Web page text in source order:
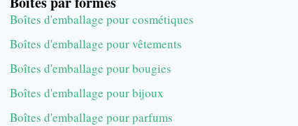
Boîtes d'emballage pour cosmétiques
Boîtes d'emballage pour vêtements
Boîtes d'emballage pour bougies
Boîtes d'emballage pour bijoux
Boîtes d'emballage pour parfums